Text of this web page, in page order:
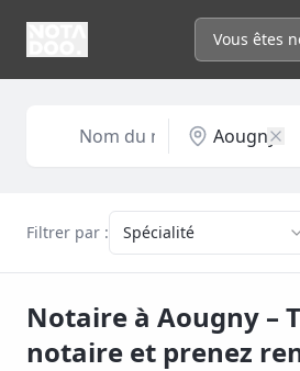
Vous êtes
Filtrer par : Spécialité
Notaire à Aougny –
notaire et prenez